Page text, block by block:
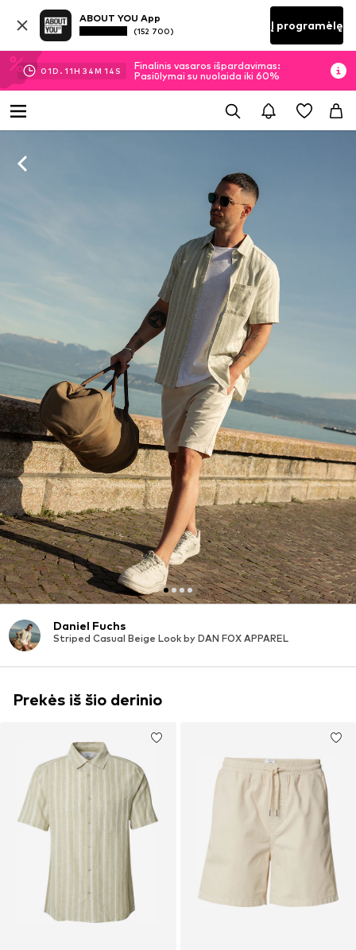
ABOUT YOU App
(152 700) Į programėlę
01D. 11H 34M 13 S
Finalinis vasaros išpardavimas:
Pasiūlymai su nuolaida iki 60%
Daniel Fuchs
Striped Casual Beige Look by DAN FOX APPAREL
Prekės iš šio derinio